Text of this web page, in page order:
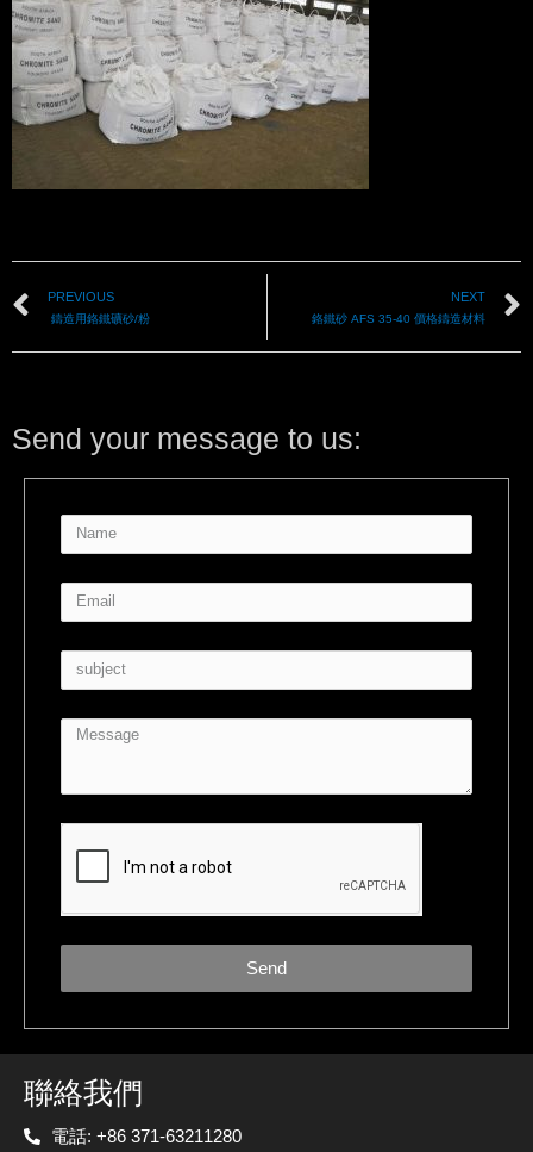
PREVIOUS
鑄造用鉻鐵礦砂/粉
NEXT
鉻鐵砂 AFS 35-40 價格鑄造材料
Send your message to us:
Send
聯絡我們
電話: +86 371-63211280